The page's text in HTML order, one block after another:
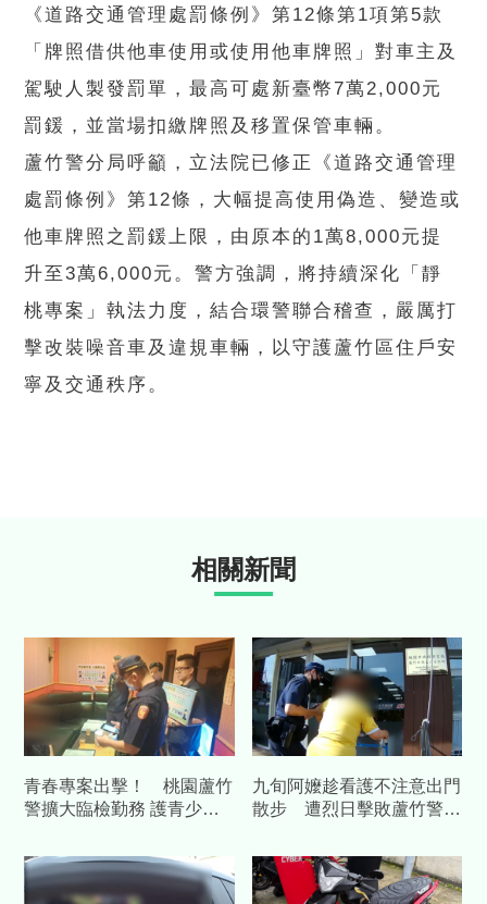
《道路交通管理處罰條例》第12條第1項第5款
「牌照借供他車使用或使用他車牌照」對車主及
駕駛人製發罰單，最高可處新臺幣7萬2,000元
罰鍰，並當場扣繳牌照及移置保管車輛。
蘆竹警分局呼籲，立法院已修正《道路交通管理
處罰條例》第12條，大幅提高使用偽造、變造或
他車牌照之罰鍰上限，由原本的1萬8,000元提
升至3萬6,000元。警方強調，將持續深化「靜
桃專案」執法力度，結合環警聯合稽查，嚴厲打
擊改裝噪音車及違規車輛，以守護蘆竹區住戶安
寧及交通秩序。
相關新聞
青春專案出擊！ 桃園蘆竹
警擴大臨檢勤務 護青少年
九旬阿嬤趁看護不注意出門
散步 遭烈日擊敗蘆竹警溫